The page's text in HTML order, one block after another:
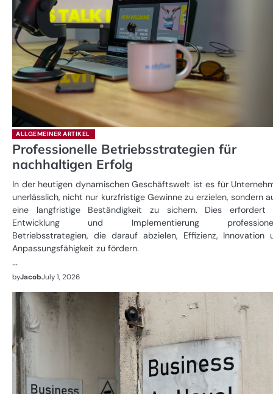
ALLGEMEINER ARTIKEL
Professionelle Betriebsstrategien für
nachhaltigen Erfolg
In der heutigen dynamischen Geschäftswelt ist es für
unerlässlich, nicht nur kurzfristige Gewinne zu erzielen, sondern
eine langfristige Beständigkeit zu sichern. Dies erfordert
Entwicklung und Implementierung
Betriebsstrategien, die darauf abzielen, Effizienz, Innovation
Anpassungsfähigkeit zu fördern.
…
byJacobJuly 1, 2026